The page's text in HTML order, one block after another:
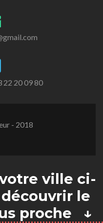
22 20 09 80
- 2018
ville ci-
le
proche ↓